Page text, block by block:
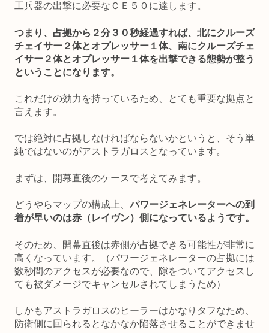
工兵器の出撃に必要なＣＥ５０に達します。
つまり、占拠から２分３０秒経過すれば、北にクルーズ
チェイサー２体とオプレッサー１体、南にクルーズチェ
イサー２体とオプレッサー１体を出撃できる態勢が整う
ということになります。
これだけの効力を持っているため、とても重要な拠点と
言えます。
では絶対に占拠しなければならないかというと、そう単
純ではないのがアストラガロスとなっています。
まずは、開幕直後のケースで考えてみます。
どうやらマップの構成上、 パワージェネレーターへの到
着が早いのは赤（レイヴン）側になっているようです。
そのため、開幕直後は赤側が占拠できる可能性が非常に
高くなっています。（パワージェネレーターの占拠には
数秒間のアクセスが必要なので、隙をついてアクセスし
ても被ダメージでキャンセルされてしまうため）
しかもアストラガロスのヒーラーはかなりタフなため、
防衛側に回られるとなかなか陥落させることができませ